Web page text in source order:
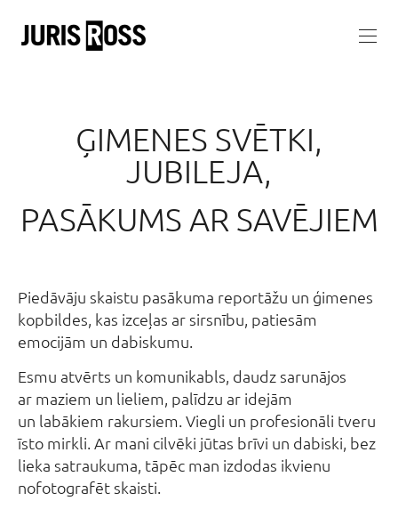
ĢIMENES SVĒTKI,
JUBILEJA,
PASĀKUMS AR SAVĒJIEM
Piedāvāju skaistu pasākuma reportāžu un ģimenes
kopbildes, kas izceļas ar sirsnību, patiesām
emocijām un dabiskumu.
Esmu atvērts un komunikabls, daudz sarunājos
ar maziem un lieliem, palīdzu ar idejām
un labākiem rakursiem. Viegli un profesionāli tveru
īsto mirkli. Ar mani cilvēki jūtas brīvi un dabiski, bez
lieka satraukuma, tāpēc man izdodas ikvienu
nofotografēt skaisti.